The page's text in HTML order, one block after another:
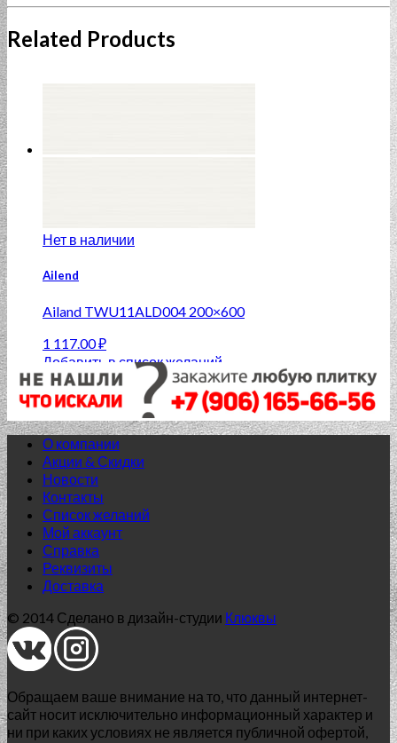
Related Products
Нет в наличии
Ailend
Ailand TWU11ALD004 200×600
1 117.00₽
Добавить в список желаний
О компании
Акции & Скидки
Новости
Контакты
Список желаний
Мой аккаунт
Справка
Реквизиты
Доставка
© 2014 Сделано в дизайн-студии Клюквы
Обращаем ваше внимание на то, что данный интернет-
сайт носит исключительно информационный характер и
ни при каких условиях не является публичной офертой,